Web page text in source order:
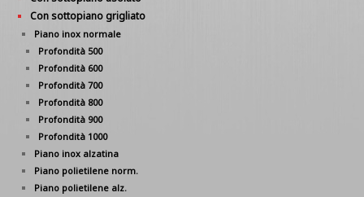
Con sottopiano grigliato
Piano inox normale
Profondità 500
Profondità 600
Profondità 700
Profondità 800
Profondità 900
Profondità 1000
Piano inox alzatina
Piano polietilene norm.
Piano polietilene alz.